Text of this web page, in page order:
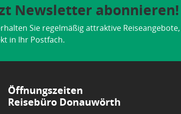
Newsletter abonnieren!
Sie regelmäßig attraktive Reiseangebote,
in Ihr Postfach.
Öffnungszeiten
Reisebüro Donauwörth